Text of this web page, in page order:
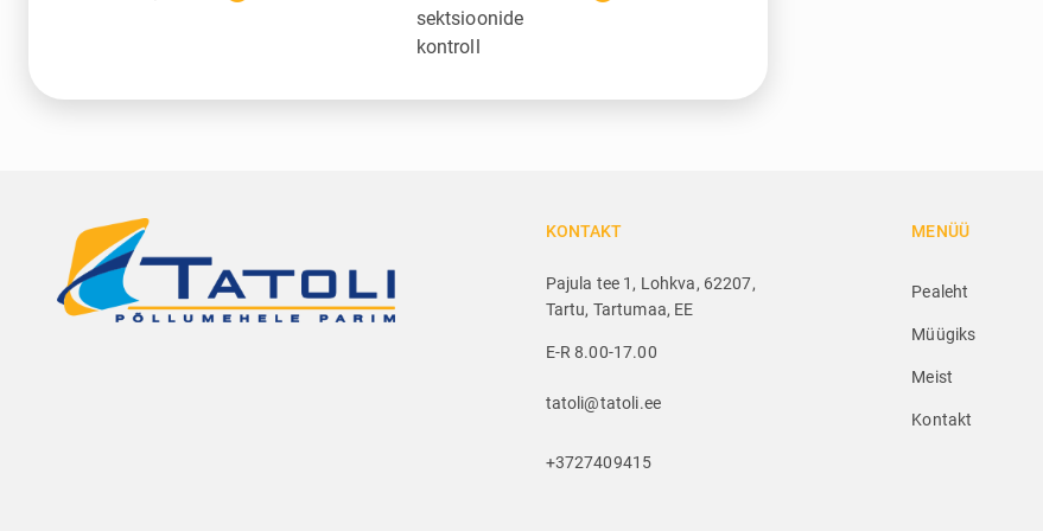
sektsioonide
kontroll
KONTAKT
Pajula tee 1, Lohkva, 62207,
Tartu, Tartumaa, EE
E-R 8.00-17.00
tatoli@tatoli.ee
+3727409415
MENÜÜ
Pealeht
Müügiks
Meist
Kontakt